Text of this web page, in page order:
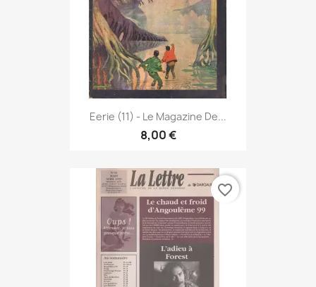
Eerie (11) - Le Magazine De...
8,00 €
favorite_border